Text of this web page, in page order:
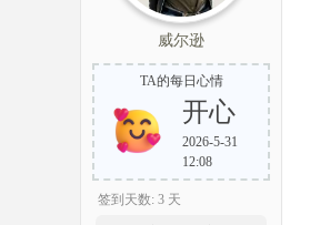
威尔逊
TA的每日心情
开心
2026-5-31
12:08
签到天数: 3 天